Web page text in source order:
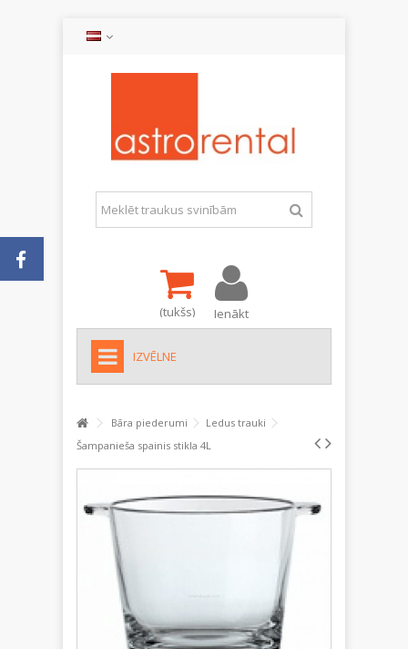
(tukšs) Ienākt
IZVĒLNE
Bāra piederumi
Ledus trauki
Šampanieša spainis stikla 4L